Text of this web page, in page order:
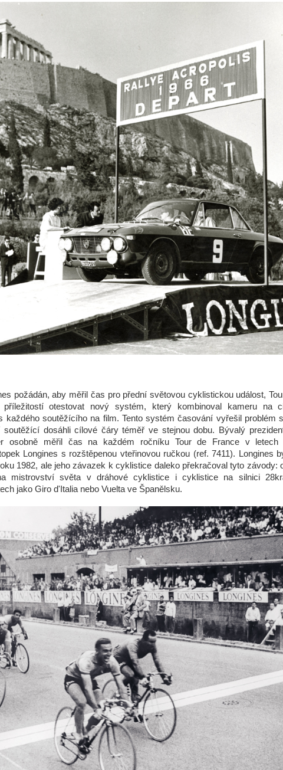
požádán, aby měřil čas pro přední světovou cyklistickou událost,
otestovat nový systém, který kombinoval kameru na
každého soutěžícího na film. Tento systém časování vyřešil problém
dosáhli cílové čáry téměř ve stejnou dobu. Bývalý
osobně měřil čas na každém ročníku Tour de France v
Longines s rozštěpenou vteřinovou ručkou (ref. 7411). Longines
1982, ale jeho závazek k cyklistice daleko překračoval tyto závody:
mistrovství světa v dráhové cyklistice i cyklistice na silnici
jako Giro d'Italia nebo Vuelta ve Španělsku.